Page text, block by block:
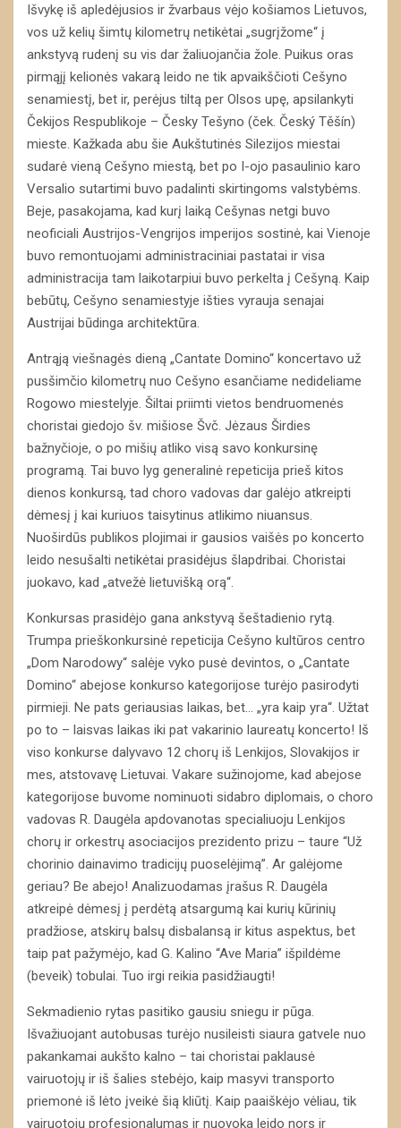
Išvykę iš apledėjusios ir žvarbaus vėjo košiamos Lietuvos,
vos už kelių šimtų kilometrų netikėtai „sugrįžome“ į
ankstyvą rudenį su vis dar žaliuojančia žole. Puikus oras
pirmąjį kelionės vakarą leido ne tik apvaikščioti Cešyno
senamiestį, bet ir, perėjus tiltą per Olsos upę, apsilankyti
Čekijos Respublikoje – Česky Tešyno (ček. Český Těšín)
mieste. Kažkada abu šie Aukštutinės Silezijos miestai
sudarė vieną Cešyno miestą, bet po I-ojo pasaulinio karo
Versalio sutartimi buvo padalinti skirtingoms valstybėms.
Beje, pasakojama, kad kurį laiką Cešynas netgi buvo
neoficiali Austrijos-Vengrijos imperijos sostinė, kai Vienoje
buvo remontuojami administraciniai pastatai ir visa
administracija tam laikotarpiui buvo perkelta į Cešyną. Kaip
bebūtų, Cešyno senamiestyje išties vyrauja senajai
Austrijai būdinga architektūra.
Antrąją viešnagės dieną „Cantate Domino“ koncertavo už
pusšimčio kilometrų nuo Cešyno esančiame nedideliame
Rogowo miestelyje. Šiltai priimti vietos bendruomenės
choristai giedojo šv. mišiose Švč. Jėzaus Širdies
bažnyčioje, o po mišių atliko visą savo konkursinę
programą. Tai buvo lyg generalinė repeticija prieš kitos
dienos konkursą, tad choro vadovas dar galėjo atkreipti
dėmesį į kai kuriuos taisytinus atlikimo niuansus.
Nuoširdūs publikos plojimai ir gausios vaišės po koncerto
leido nesušalti netikėtai prasidėjus šlapdribai. Choristai
juokavo, kad „atvežė lietuvišką orą“.
Konkursas prasidėjo gana ankstyvą šeštadienio rytą.
Trumpa prieškonkursinė repeticija Cešyno kultūros centro
„Dom Narodowy“ salėje vyko pusė devintos, o „Cantate
Domino“ abejose konkurso kategorijose turėjo pasirodyti
pirmieji. Ne pats geriausias laikas, bet… „yra kaip yra“. Užtat
po to – laisvas laikas iki pat vakarinio laureatų koncerto! Iš
viso konkurse dalyvavo 12 chorų iš Lenkijos, Slovakijos ir
mes, atstovavę Lietuvai. Vakare sužinojome, kad abejose
kategorijose buvome nominuoti sidabro diplomais, o choro
vadovas R. Daugėla apdovanotas specialiuoju Lenkijos
chorų ir orkestrų asociacijos prezidento prizu – taure “Už
chorinio dainavimo tradicijų puoselėjimą”. Ar galėjome
geriau? Be abejo! Analizuodamas įrašus R. Daugėla
atkreipė dėmesį į perdėtą atsargumą kai kurių kūrinių
pradžiose, atskirų balsų disbalansą ir kitus aspektus, bet
taip pat pažymėjo, kad G. Kalino “Ave Maria” išpildėme
(beveik) tobulai. Tuo irgi reikia pasidžiaugti!
Sekmadienio rytas pasitiko gausiu sniegu ir pūga.
Išvažiuojant autobusas turėjo nusileisti siaura gatvele nuo
pakankamai aukšto kalno – tai choristai paklausė
vairuotojų ir iš šalies stebėjo, kaip masyvi transporto
priemonė iš lėto įveikė šią kliūtį. Kaip paaiškėjo vėliau, tik
vairuotojų profesionalumas ir nuovoka leido nors ir